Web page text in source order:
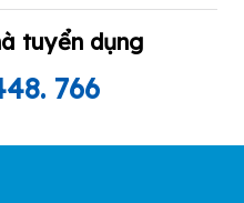
tuyển dụng
766